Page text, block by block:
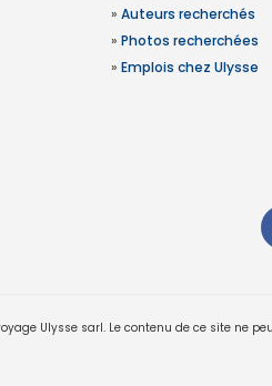
» Auteurs recherchés
» Photos recherchées
» Emplois chez Ulysse
Ulysse sarl. Le contenu de ce site ne